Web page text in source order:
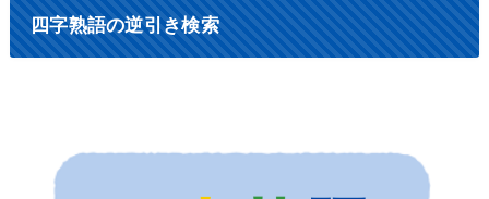
四字熟語の逆引き検索